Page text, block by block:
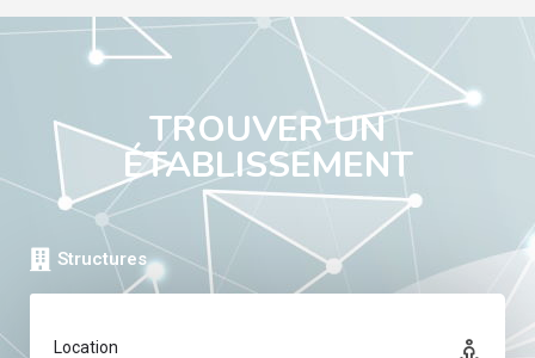
TROUVER UN
ÉTABLISSEMENT
Structures
Location